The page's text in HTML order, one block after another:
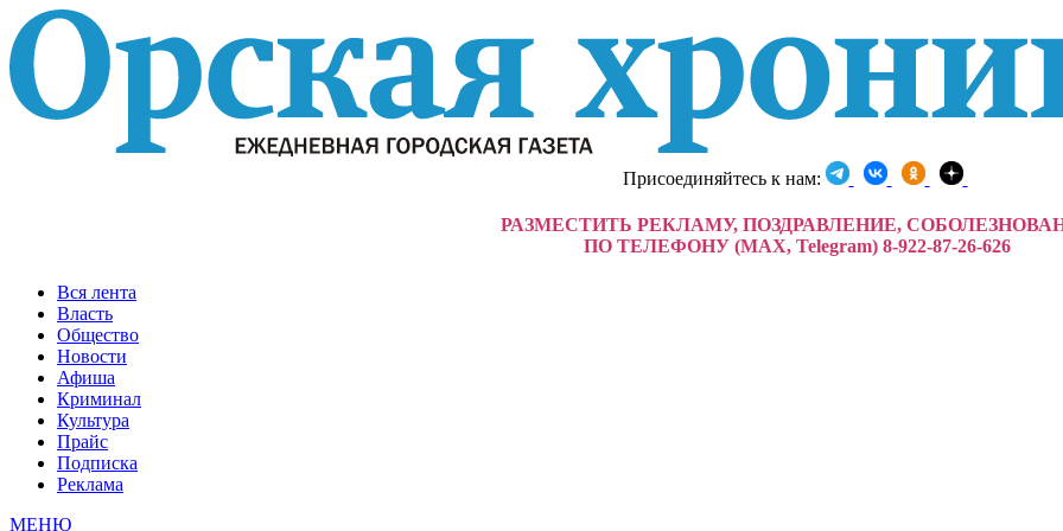
Присоединяйтесь к нам:
РАЗМЕСТИТЬ РЕКЛАМУ, ПОЗДРАВЛЕНИЕ,
ПО ТЕЛЕФОНУ (MAX, Telegram) 8-922-87-26-626
Вся лента
Власть
Общество
Новости
Афиша
Криминал
Культура
Прайс
Подписка
Реклама
МЕНЮ